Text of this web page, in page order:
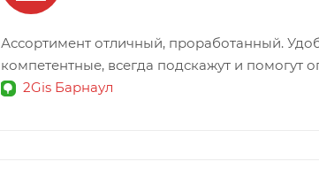
Ассортимент отличный, проработанный.
компетентные, всегда подскажут и
2Gis Барнаул